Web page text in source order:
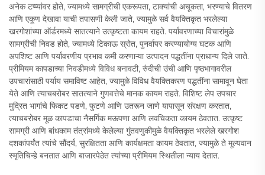
अनेक टप्प्यांवर होते, ज्यामध्ये सामग्रीची एकरूपता, टाक्यांची अचूकता, भरण्याचे वितरण
आणि एकूण देखावा याची तपासणी केली जाते, ज्यामुळे सर्व वैयक्तिकृत भरलेल्या
खरगोशांच्या ऑर्डरमध्ये सातत्याने उत्कृष्टता कायम राहते. पर्यावरणाच्या विचारांमुळे
सामग्रीची निवड होते, ज्यामध्ये टिकाऊ स्रोत, पुनर्वापर करण्यायोग्य घटक आणि
अपशिष्ट आणि पर्यावरणीय प्रभाव कमी करणाऱ्या उत्पादन पद्धतींना प्राधान्य दिले जाते.
प्रीमियम कापडाच्या निवडीमध्ये विविध बनावटी, रुंदीची उंची आणि पृष्ठभागावरील
उपचारांसाठी पर्याय समाविष्ट आहेत, ज्यामुळे विविध वैयक्तिकरण पद्धतींना सामावून घेता
येते आणि त्याचबरोबर सातत्याने गुणवत्तेचे मानक कायम राहते. विशिष्ट लेप उपचार
मुद्रित भागांचे फिकट पडणे, फुटणे आणि उतरून जाणे यापासून संरक्षण करतात,
त्याचबरोबर मूळ कापडाचा नैसर्गिक मऊपणा आणि लवचिकता कायम ठेवतात. उत्कृष्ट
सामग्री आणि बांधकाम तंत्रांमध्ये केलेल्या गुंतवणुकीमुळे वैयक्तिकृत भरलेले खरगोश
दशकांपर्यंत त्यांचे सौंदर्य, सुरक्षितता आणि कार्यक्षमता कायम ठेवतात, ज्यामुळे ते मूल्यवान
स्मृतिचिन्हे बनतात आणि बाजारपेठेत त्यांच्या प्रीमियम स्थितीला न्याय देतात.